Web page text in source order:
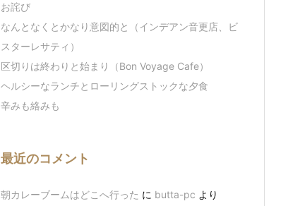
お詫び
なんとなくとかなり意図的と（インデアン音更店、ビ
スターレサティ）
区切りは終わりと始まり（Bon Voyage Cafe）
ヘルシーなランチとローリングストックな夕食
辛みも絡みも
最近のコメント
朝カレーブームはどこへ行った に butta-pc より